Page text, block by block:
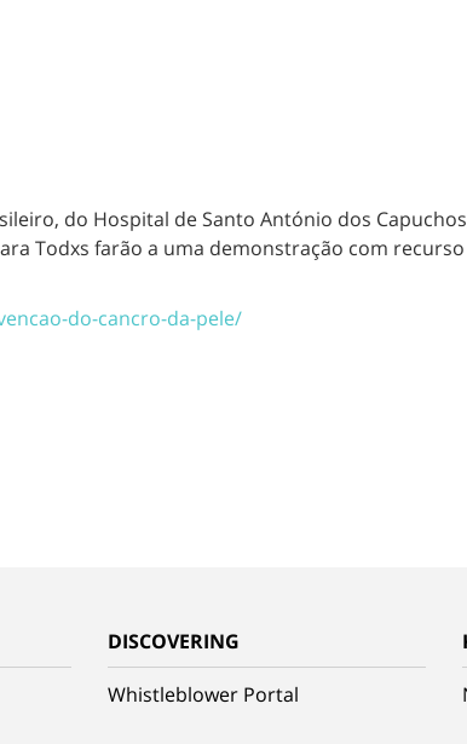
do Hospital de Santo António dos
Todxs farão a uma demonstração com recurso
do-cancro-da-pele/
DISCOVERING
Whistleblower Portal